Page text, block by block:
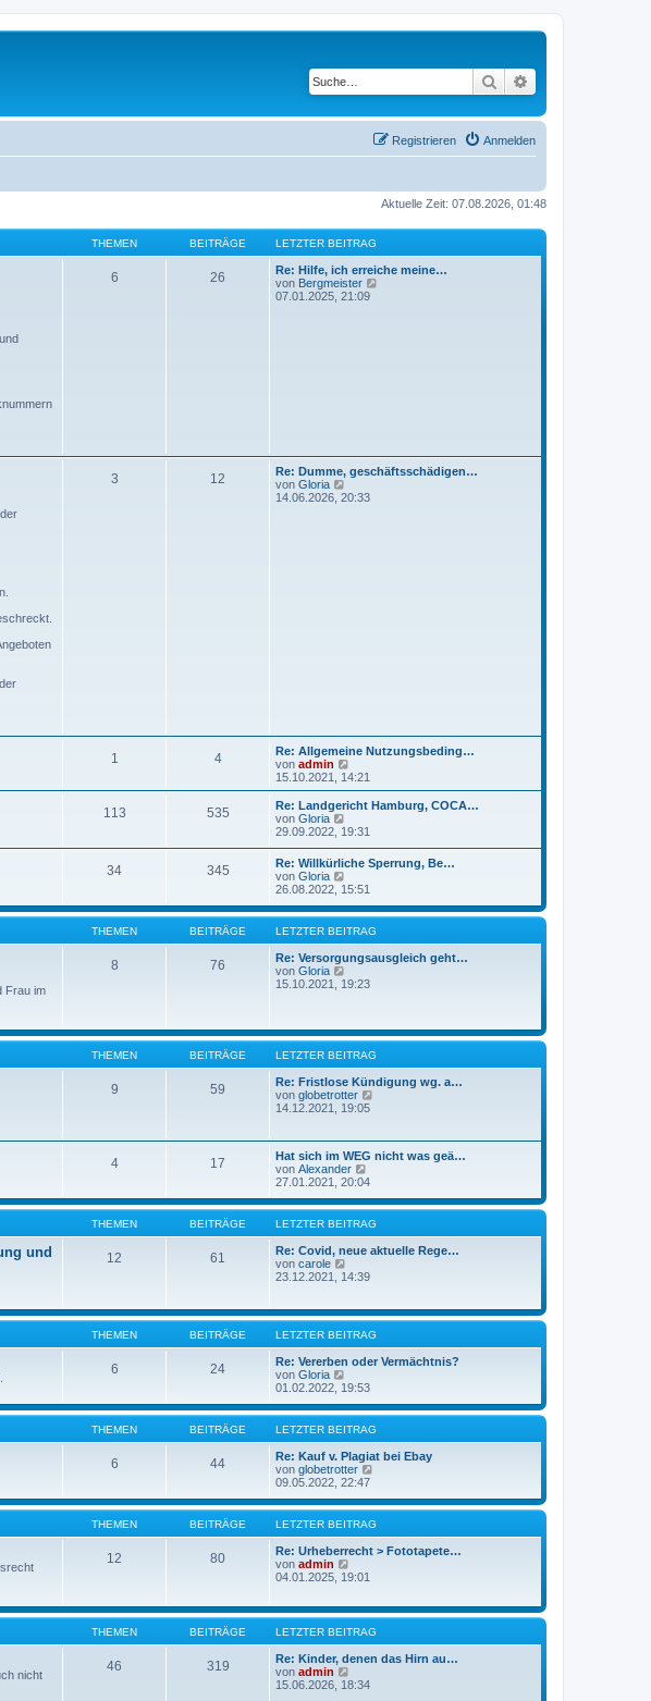
Suche
Anmelden
Registrieren
Aktuelle Zeit: 07.08.2026, 01:48
THEMEN BEITRÄGE LETZTER BEITRAG
6 26
Re: Hilfe, ich erreiche meine…
von Bergmeister
g
07.01.2025, 21:09
3 12
Re: Dumme, geschäftsschädigen…
von Gloria
e
14.06.2026, 20:33
1 4
Re: Allgemeine Nutzungsbeding…
von admin
e
u
e
t
B
i
t
r
a
g
15.10.2021, 14:21
113 535
Re: Landgericht Hamburg, COCA…
von Gloria
e
e
s
t
e
r
B
e
i
t
a
29.09.2022, 19:31
34 345
Re: Willkürliche Sperrung, Be…
von Gloria
e
e
s
e
r
B
e
r
a
g
26.08.2022, 15:51
THEMEN BEITRÄGE LETZTER BEITRAG
Frau im
8 76
Re: Versorgungsausgleich geht…
von Gloria
e
t
r
e
i
t
a
g
15.10.2021, 19:23
THEMEN BEITRÄGE LETZTER BEITRAG
9 59
Re: Fristlose Kündigung wg. a…
von globetrotter
s
t
B
e
i
t
r
14.12.2021, 19:05
4 17
Hat sich im WEG nicht was geä…
von Alexander
e
e
s
e
r
B
e
t
r
a
g
27.01.2021, 20:04
THEMEN BEITRÄGE LETZTER BEITRAG
und
12 61
Re: Covid, neue aktuelle Rege…
von carole
e
s
e
B
i
t
r
a
g
23.12.2021, 14:39
THEMEN BEITRÄGE LETZTER BEITRAG
6 24
Re: Vererben oder Vermächtnis?
von Gloria
e
e
s
e
r
B
e
i
r
g
01.02.2022, 19:53
THEMEN BEITRÄGE LETZTER BEITRAG
6 44
Re: Kauf v. Plagiat bei Ebay
von globetrotter
e
s
e
t
a
09.05.2022, 22:47
THEMEN BEITRÄGE LETZTER BEITRAG
12 80
Re: Urheberrecht > Fototapete…
von admin
e
s
t
r
B
e
i
04.01.2025, 19:01
THEMEN BEITRÄGE LETZTER BEITRAG
nicht
46 319
Re: Kinder, denen das Hirn au…
von admin
e
15.06.2026, 18:34